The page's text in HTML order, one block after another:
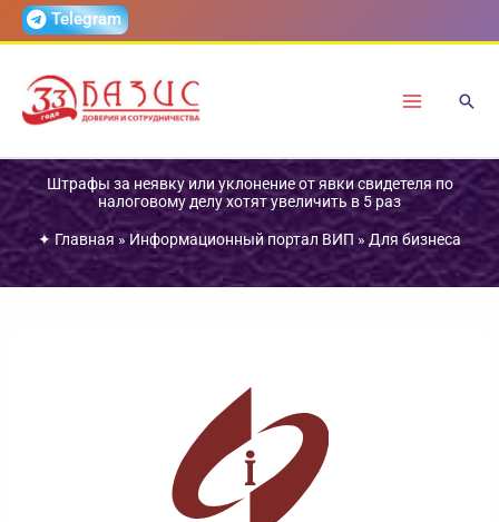
ПерейтиTelegram
Штрафы за неявку или уклонение от явки свидетеля по
налоговому делу хотят увеличить в 5 раз
✦ Главная » Информационный портал ВИП » Для бизнеса